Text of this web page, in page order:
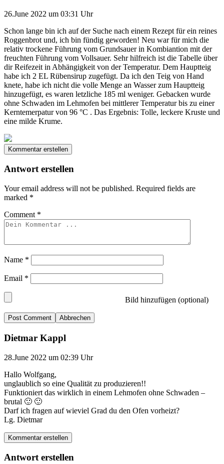
26.June 2022 um 03:31 Uhr
Schon lange bin ich auf der Suche nach einem Rezept für ein reines
Roggenbrot und, ich bin fündig geworden! Neu war für mich die
relativ trockene Führung vom Grundsauer in Kombiantion mit der
freuchten Führung vom Vollsauer. Sehr hilfreich ist die Tabelle über
dir Reifezeit in Abhängigkeit von der Temperatur. Dem Hauptteig
habe ich 2 EL Rübensirup zugefügt. Da ich den Teig von Hand
knete, habe ich nicht die volle Menge an Wasser zum Hauptteig
hinzugefügt, es waren letzliche 185 ml weniger. Gebacken wurde
ohne Schwaden im Lehmofen bei mittlerer Temperatur bis zu einer
Kerntemerpatur von 96 °C . Das Ergebnis: Tolle, leckere Kruste und
eine milde Krume.
Kommentar erstellen
Antwort erstellen
Your email address will not be published. Required fields are
marked *
Comment *
Name *
Email *
Bild hinzufügen (optional)
Abbrechen
Dietmar Kappl
28.June 2022 um 02:39 Uhr
Hallo Wolfgang,
unglaublich so eine Qualität zu produzieren!!
Funktioniert das wirklich in einem Lehmofen ohne Schwaden –
brutal 🙂 🙂
Darf ich fragen auf wieviel Grad du den Ofen vorheizt?
Lg. Dietmar
Kommentar erstellen
Antwort erstellen